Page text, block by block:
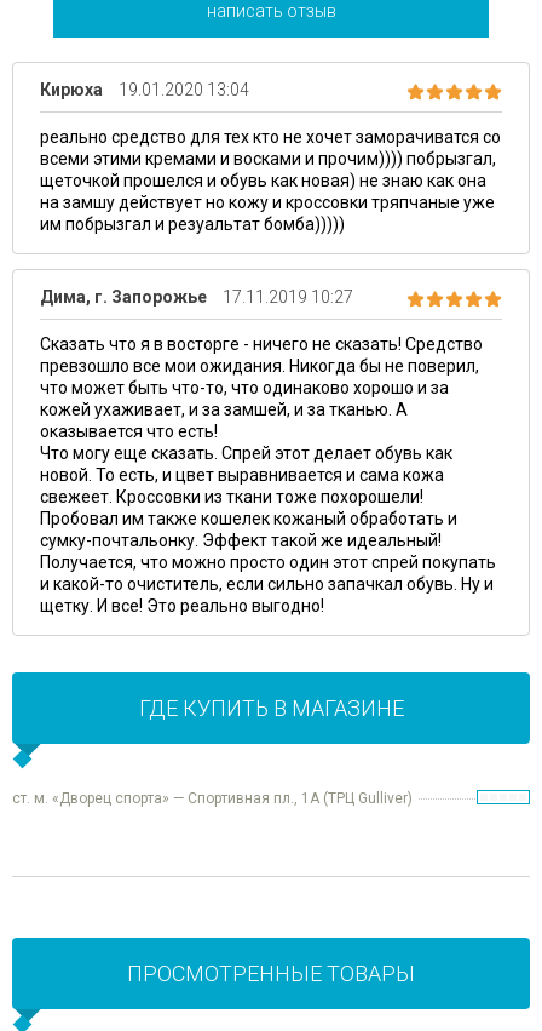
написать отзыв
Кирюха 19.01.2020 13:04
реально средство для тех кто не хочет заморачиватся со
всеми этими кремами и восками и прочим)))) побрызгал,
щеточкой прошелся и обувь как новая) не знаю как она
на замшу действует но кожу и кроссовки тряпчаные уже
им побрызгал и резуальтат бомба)))))
Дима, г. Запорожье 17.11.2019 10:27
Сказать что я в восторге - ничего не сказать! Средство
превзошло все мои ожидания. Никогда бы не поверил,
что может быть что-то, что одинаково хорошо и за
кожей ухаживает, и за замшей, и за тканью. А
оказывается что есть!
Что могу еще сказать. Спрей этот делает обувь как
новой. То есть, и цвет выравнивается и сама кожа
свежеет. Кроссовки из ткани тоже похорошели!
Пробовал им также кошелек кожаный обработать и
сумку-почтальонку. Эффект такой же идеальный!
Получается, что можно просто один этот спрей покупать
и какой-то очиститель, если сильно запачкал обувь. Ну и
щетку. И все! Это реально выгодно!
ГДЕ КУПИТЬ В МАГАЗИНЕ
ст. м. «Дворец спорта» — Спортивная пл., 1А (ТРЦ Gulliver)
ПРОСМОТРЕННЫЕ ТОВАРЫ